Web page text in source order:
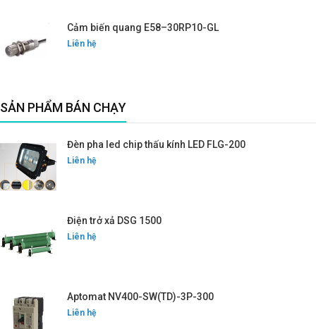
Cảm biến quang E58–30RP10-GL
Liên hệ
SẢN PHẨM BÁN CHẠY
Đèn pha led chip thấu kính LED FLG-200
Liên hệ
Điện trở xả DSG 1500
Liên hệ
Aptomat NV400-SW(TD)-3P-300
Liên hệ